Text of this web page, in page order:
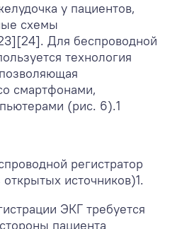
у пациентов,
схемы
Для беспроводной
технология
смартфонами,
(рис. 6).1
регистратор
источников)1.
ЭКГ требуется
пациента